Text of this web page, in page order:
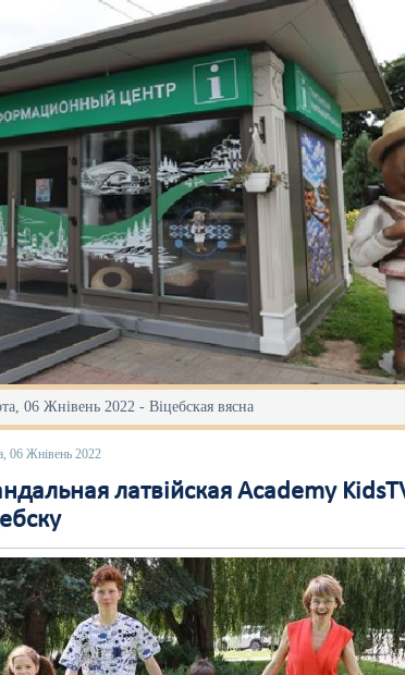
06 Жнівень 2022 - Віцебская вясна
06 Жнівень 2022
латвійская Academy